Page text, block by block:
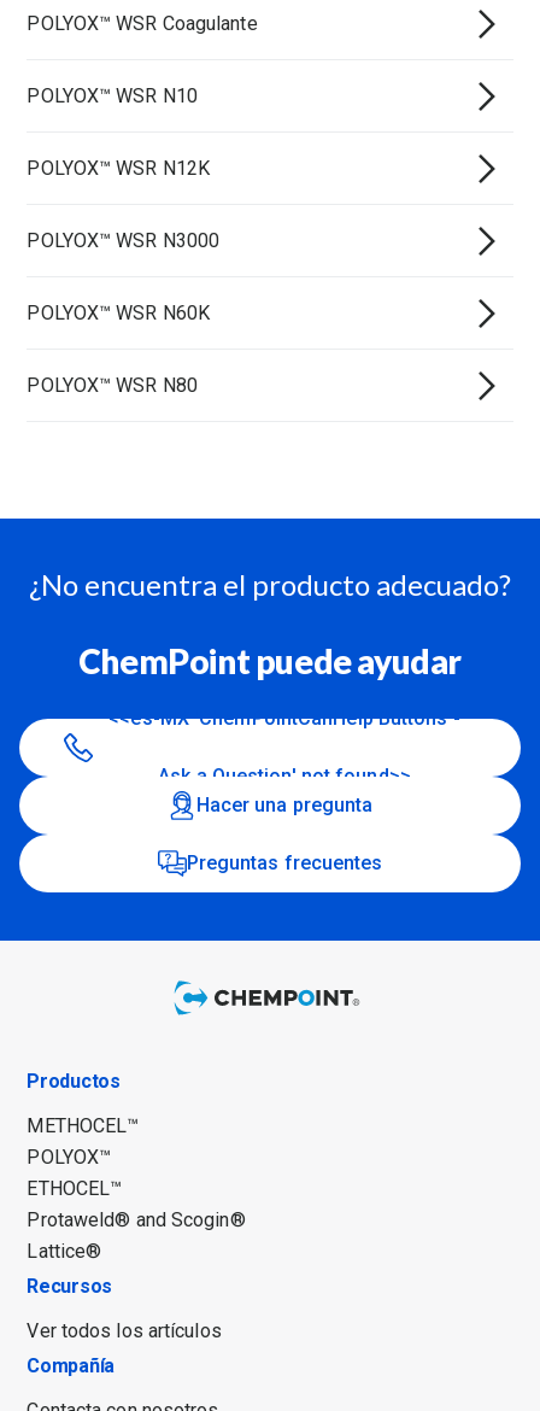
POLYOX™ WSR Coagulante
POLYOX™ WSR N10
POLYOX™ WSR N12K
POLYOX™ WSR N3000
POLYOX™ WSR N60K
POLYOX™ WSR N80
¿No encuentra el producto adecuado?
ChemPoint puede ayudar
<<es-MX 'ChemPointCanHelp Buttons -
Ask a Question' not found>>
Hacer una pregunta
Preguntas frecuentes
Productos
METHOCEL™
POLYOX™
ETHOCEL™
Protaweld® and Scogin®
Lattice®
Recursos
Ver todos los artículos
Compañía